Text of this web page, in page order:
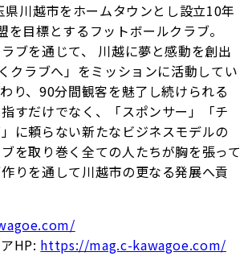
川越市をホームタウンとし設立10年
を目標とするフットボールクラブ。
ラブを通じて、 川越に夢と感動を創出
クラブへ」をミッションに活動してい
り、90分間観客を魅了し続けられる
すだけでなく、「スポンサー」「チ
に頼らない新たなビジネスモデルの
を取り巻く全ての人たちが胸を張って
りを通して川越市の更なる発展へ貢
HP: https://mag.c-kawagoe.com/